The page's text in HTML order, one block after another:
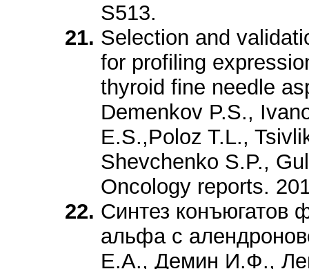
S513.
Selection and
for profiling
thyroid fine needle
Demenkov P.S.,
E.S.,Poloz T.L.,
Shevchenko S.P.,
Oncology reports.
Синтез конъюгатов
альфа с
Е.А., Демин И.Ф.,